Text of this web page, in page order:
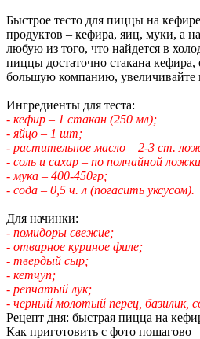
Быстрое тесто для пиццы на
продуктов – кефира, яиц, муки, а
любую из того, что найдется в
пиццы достаточно стакана
большую компанию, увеличивайте
Ингредиенты для теста:
- кефир – 1 стакан (250 мл);
- яйцо – 1 шт;
- растительное масло – 2-3 ст.
- соль и сахар – по полчайной
- мука – 400-450гр;
- сода – 0,5 ч. л (погасить уксусом).
Для начинки:
- помидоры свежие;
- отварное куриное филе;
- твердый сыр;
- кетчуп;
- репчатый лук;
- черный молотый перец, базилик,
Рецепт дня: быстрая пицца на
Как приготовить с фото пошагово